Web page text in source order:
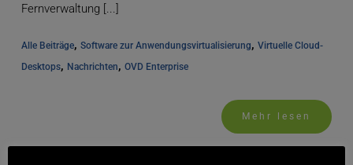
Fernverwaltung [...]
Alle Beiträge, Software zur Anwendungsvirtualisierung, Virtuelle Cloud-
Desktops, Nachrichten, OVD Enterprise
Mehr lesen